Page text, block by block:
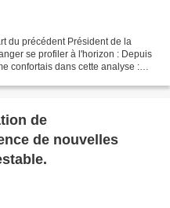
du précédent Président de la
se profiler à l'horizon : Depuis
confortais dans cette analyse :
de
de nouvelles